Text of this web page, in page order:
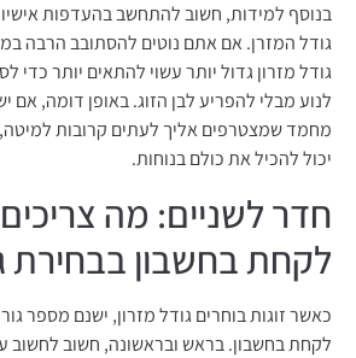
בנוסף למידות, חשוב להתחשב בהעדפות
גודל המזרן. אם אתם נוטים להסתובב הרבה
גודל מזרון גדול יותר עשוי להתאים יותר
לנוע מבלי להפריע לבן הזוג. באופן דומה, אם
מחמד שמצטרפים אליך לעתים קרובות למיטה,
יכול להכיל את כולם בנוחות.
חדר לשניים: מה צריכים
לקחת בחשבון בבחירת
כאשר זוגות בוחרים גודל מזרון, ישנם מספר
לקחת בחשבון. בראש ובראשונה, חשוב לחשוב